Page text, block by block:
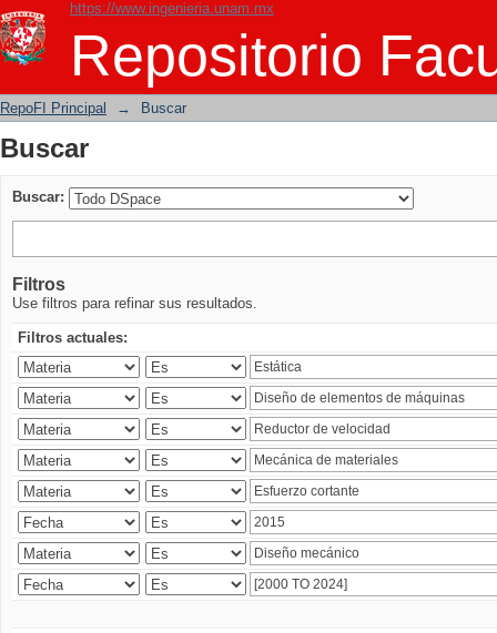
https://www.ingenieria.unam.mx
Repositorio
Buscar
RepoFI Principal → Buscar
Buscar
Buscar:
Filtros
Use filtros para refinar sus resultados.
Filtros actuales: